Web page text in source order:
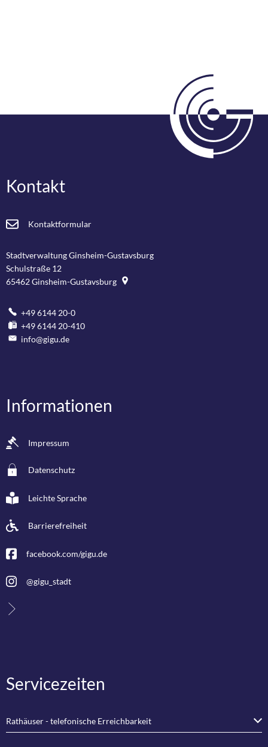
Kontakt
Kontaktformular
Stadtverwaltung Ginsheim-Gustavsburg
Schulstraße 12
65462Ginsheim-Gustavsburg
+49 6144 20-0
+49 6144 20-410
info@gigu.de
Informationen
Impressum
Datenschutz
Leichte Sprache
Barrierefreiheit
facebook.com/gigu.de
@gigu_stadt
Servicezeiten
Rathäuser - telefonische Erreichbarkeit